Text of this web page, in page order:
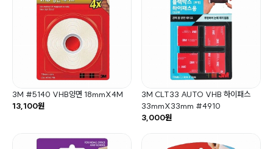
3M #5140 VHB양면 18mmX4M
13,100원
3M CLT33 AUTO VHB 하이패스
33mmX33mm #4910
3,000원